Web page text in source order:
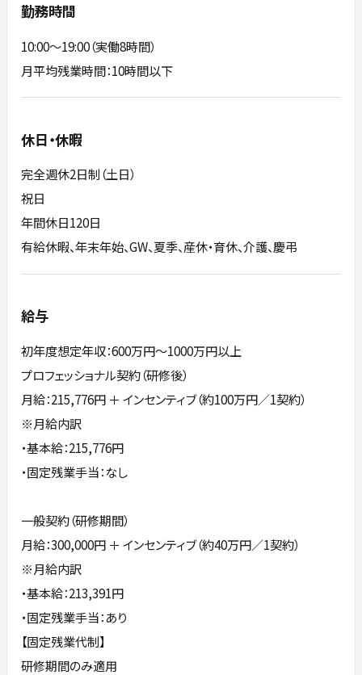
勤務時間
10:00〜19:00（実働8時間）
月平均残業時間：10時間以下
休日・休暇
完全週休2日制（土日）
祝日
年間休日120日
有給休暇、年末年始、GW、夏季、産休・育休、介護、慶弔
給与
初年度想定年収：600万円〜1000万円以上
プロフェッショナル契約（研修後）
月給：215,776円 ＋ インセンティブ（約100万円／1契約）
※月給内訳
・基本給：215,776円
・固定残業手当：なし
一般契約（研修期間）
月給：300,000円 ＋ インセンティブ（約40万円／1契約）
※月給内訳
・基本給：213,391円
・固定残業手当：あり
【固定残業代制】
研修期間のみ適用